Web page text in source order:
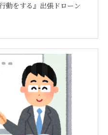
動をする』出張ドローン